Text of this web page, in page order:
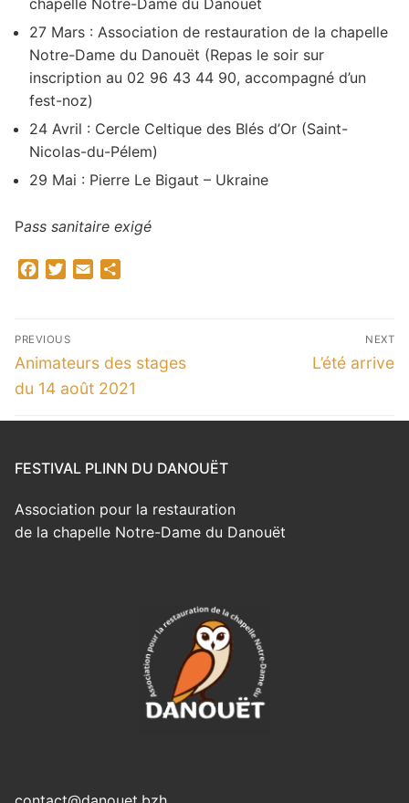
chapelle Notre-Dame du Danouët
27 Mars : Association de restauration de la chapelle
Notre-Dame du Danouët (Repas le soir sur
inscription au 02 96 43 44 90, accompagné d’un
fest-noz)
24 Avril : Cercle Celtique des Blés d’Or (Saint-
Nicolas-du-Pélem)
29 Mai : Pierre Le Bigaut – Ukraine
Pass sanitaire exigé
Facebook
Twitter
Email
Navigation
de
l’article
PREVIOUS
Previous
post:
Animateurs des stages
du 14 août 2021
NEXT
Next
L’été arrive
FESTIVAL PLINN DU DANOUËT
Association pour la restauration
de la chapelle Notre-Dame du Danouët